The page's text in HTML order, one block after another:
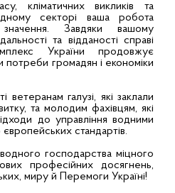
кліматичних викликів та
секторі ваша робота
Завдяки вашому
та відданості справі
України продовжує
громадян і економіки
ветеранам галузі, які заклали
та молодим фахівцям, які
до управління водними
стандартів.
господарства міцного
професійних досягнень,
миру й Перемоги Україні!